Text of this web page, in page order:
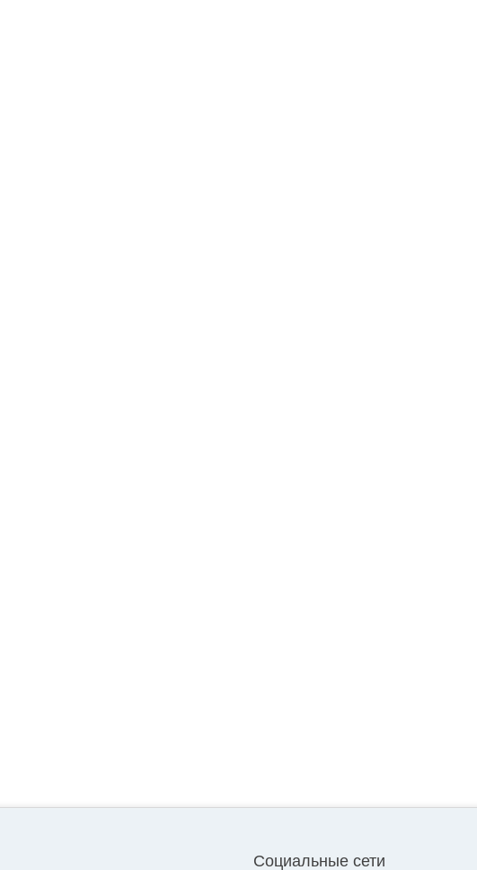
Социальные сети